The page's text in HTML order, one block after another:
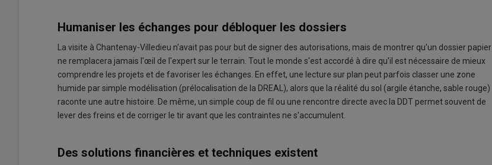
Humaniser les échanges pour débloquer les dossiers
La visite à Chantenay-Villedieu n'avait pas pour but de signer des autorisations, mais de montrer qu'un dossier papier
ne remplacera jamais l'œil de l'expert sur le terrain. Tout le monde s'est accordé à dire qu'il est nécessaire de mieux
comprendre les projets et de favoriser les échanges. En effet, une lecture sur plan peut parfois classer une zone
humide par simple modélisation (prélocalisation de la DREAL), alors que la réalité du sol (argile étanche, sable rouge)
raconte une autre histoire. De même, un simple coup de fil ou une rencontre directe avec la DDT permet souvent de
lever des freins et de corriger le tir avant que les contraintes ne s'accumulent.
Des solutions financières et techniques existent